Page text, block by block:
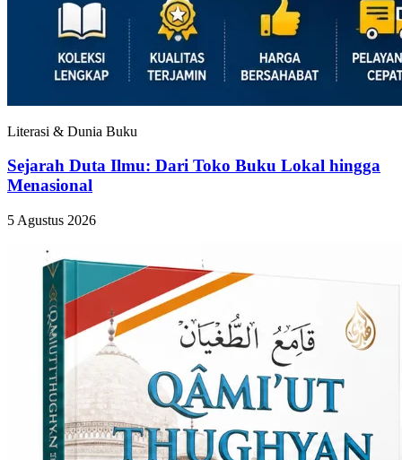
Literasi & Dunia Buku
Sejarah Duta Ilmu: Dari Toko Buku Lokal hingga
Menasional
5 Agustus 2026